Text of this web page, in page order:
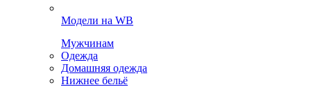
Модели на WB
Мужчинам
Одежда
Домашняя одежда
Нижнее бельё